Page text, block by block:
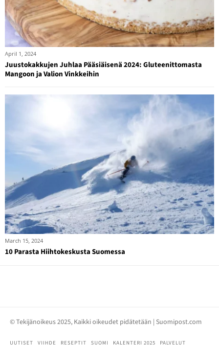
April 1, 2024
Juustokakkujen Juhlaa Pääsiäisenä 2024: Gluteenittomasta
Mangoon ja Valion Vinkkeihin
March 15, 2024
10 Parasta Hiihtokeskusta Suomessa
© Tekijänoikeus 2025, Kaikki oikeudet pidätetään | Suomipost.com
UUTISET VIIHDE RESEPTIT SUOMI KALENTERI 2025 PALVELUT